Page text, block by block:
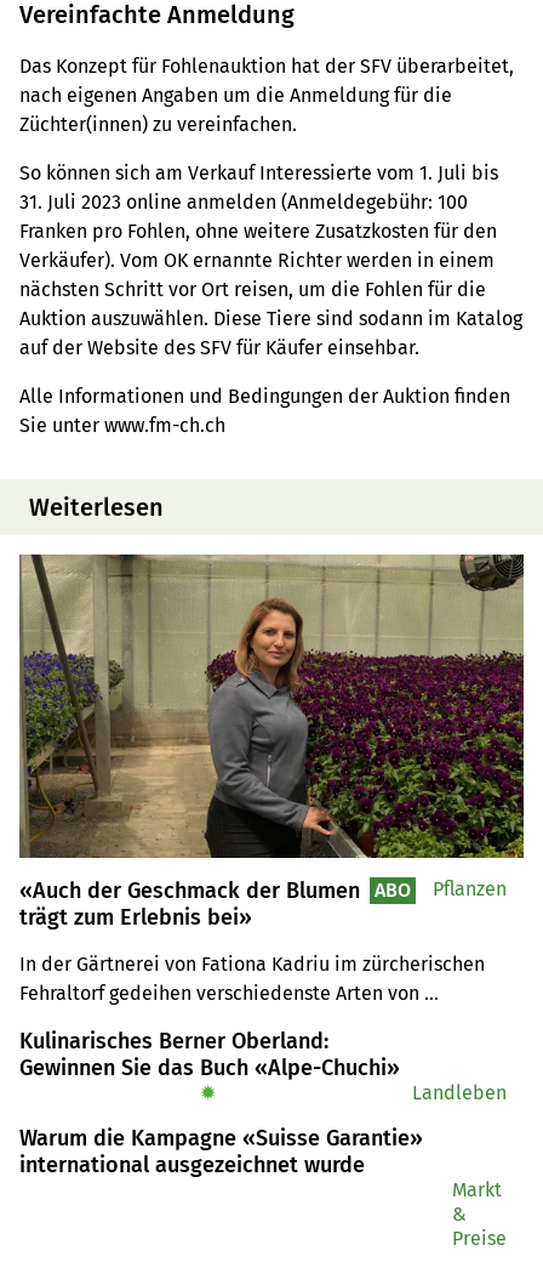
Vereinfachte Anmeldung
Das Konzept für Fohlenauktion hat der SFV überarbeitet,
nach eigenen Angaben um die Anmeldung für die
Züchter(innen) zu vereinfachen.
So können sich am Verkauf Interessierte vom 1. Juli bis
31. Juli 2023 online anmelden (Anmeldegebühr: 100
Franken pro Fohlen, ohne weitere Zusatzkosten für den
Verkäufer). Vom OK ernannte Richter werden in einem
nächsten Schritt vor Ort reisen, um die Fohlen für die
Auktion auszuwählen. Diese Tiere sind sodann im Katalog
auf der Website des SFV für Käufer einsehbar.
Alle Informationen und Bedingungen der Auktion finden
Sie unter www.fm-ch.ch
Weiterlesen
«Auch der Geschmack der Blumen
trägt zum Erlebnis bei»
In der Gärtnerei von Fationa Kadriu im zürcherischen
Fehraltorf gedeihen verschiedenste Arten von
ABO Pflanzen
Kulinarisches Berner Oberland:
Gewinnen Sie das Buch «Alpe-Chuchi»
✹ Landleben
Warum die Kampagne «Suisse Garantie»
international ausgezeichnet wurde
Markt
&
Preise